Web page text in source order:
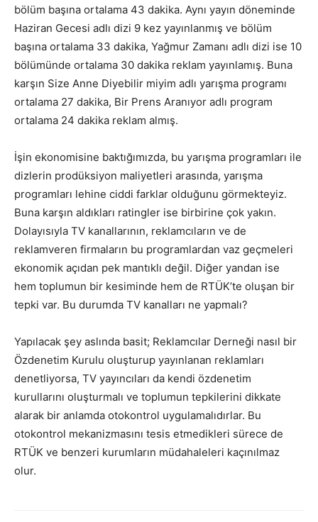
bölüm başına ortalama 43 dakika. Aynı yayın döneminde
Haziran Gecesi adlı dizi 9 kez yayınlanmış ve bölüm
başına ortalama 33 dakika, Yağmur Zamanı adlı dizi ise 10
bölümünde ortalama 30 dakika reklam yayınlamış. Buna
karşın Size Anne Diyebilir miyim adlı yarışma programı
ortalama 27 dakika, Bir Prens Aranıyor adlı program
ortalama 24 dakika reklam almış.
İşin ekonomisine baktığımızda, bu yarışma programları ile
dizlerin prodüksiyon maliyetleri arasında, yarışma
programları lehine ciddi farklar olduğunu görmekteyiz.
Buna karşın aldıkları ratingler ise birbirine çok yakın.
Dolayısıyla TV kanallarının, reklamcıların ve de
reklamveren firmaların bu programlardan vaz geçmeleri
ekonomik açıdan pek mantıklı değil. Diğer yandan ise
hem toplumun bir kesiminde hem de RTÜK’te oluşan bir
tepki var. Bu durumda TV kanalları ne yapmalı?
Yapılacak şey aslında basit; Reklamcılar Derneği nasıl bir
Özdenetim Kurulu oluşturup yayınlanan reklamları
denetliyorsa, TV yayıncıları da kendi özdenetim
kurullarını oluşturmalı ve toplumun tepkilerini dikkate
alarak bir anlamda otokontrol uygulamalıdırlar. Bu
otokontrol mekanizmasını tesis etmedikleri sürece de
RTÜK ve benzeri kurumların müdahaleleri kaçınılmaz
olur.